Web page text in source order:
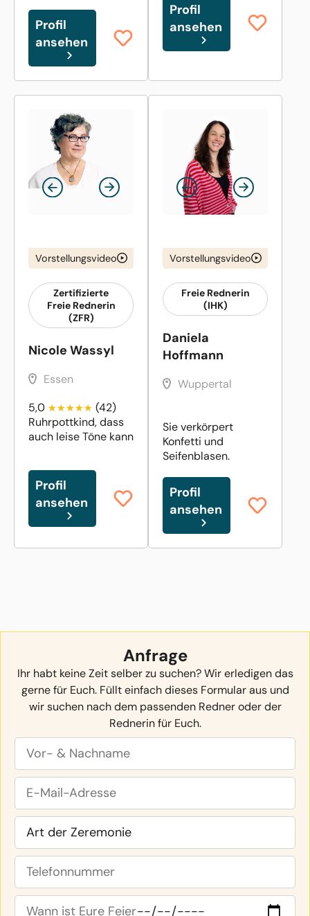
Profil
ansehen
Profil
ansehen
Vorstellungsvideo
Zertifizierte
Freie Rednerin
(ZFR)
Nicole Wassyl
Essen
5,0
(42)
Ruhrpottkind, dass
auch leise Töne kann
Profil
ansehen
Vorstellungsvideo
Freie Rednerin
(IHK)
Daniela
Hoffmann
Wuppertal
Sie verkörpert
Konfetti und
Seifenblasen.
Profil
ansehen
Anfrage
Ihr habt keine Zeit selber zu suchen? Wir erledigen das
gerne für Euch. Füllt einfach dieses Formular aus und
wir suchen nach dem passenden Redner oder der
Rednerin für Euch.